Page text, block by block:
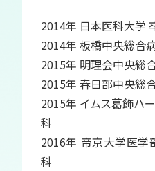
2014年 日本医科大学
2014年 板橋中央総合
2015年 明理会中央総
2015年 春日部中央総
2015年 イムス葛飾ハ
科
2016年 帝京大学医学
科